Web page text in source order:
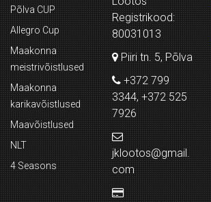
Põlva CUP
Allegro Cup
Maakonna
meistrivõistlused
Maakonna
karikavõistlused
Maavõistlused
NLT
4 Seasons
Registrikood:
80031013
Piiri tn. 5, Põlva
+372 799
3344, +372 525
7926
jklootos@gmail.
com